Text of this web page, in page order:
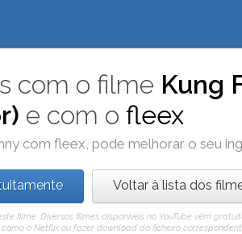
com o filme Kung
e com ofleex
comfleex, pode melhorar o seu
Voltar à lista dos
filme. Diversos filmes disponíveis no YouTube vêm
o Netflix ou fazer download do ficheiro